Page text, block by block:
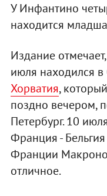
У Инфантино
находится
Издание
июля находился в
Хорватия,
поздно вечером,
Петербург. 10
Франция -
Франции
отличное.